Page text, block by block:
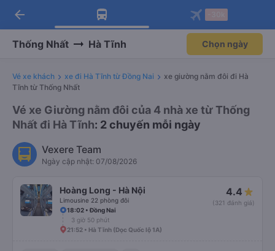
Tải app Vexere ngay!
Nhận ưu đãi thành viên độc
Mở app
Tải app Vexere
-30k/ghế khi đặt vé máy bay qua
Mở app
arrow_back
Thống Nhất Hà Tĩnh Chọn ngày
Vé xe khách xe đi Hà Tĩnh từ Đồng Nai
xe giường nằm đôi đi Hà
Tĩnh từ Thống Nhất
Vé xe Giường nằm đôi của 4 nhà xe từ Thống
Nhất đi Hà Tĩnh: 2 chuyến mỗi ngày
Vexere Team
Ngày cập nhật: 07/08/2026
Hoàng Long - Hà Nội
Limousine 22 phòng đôi
4.4
(321 đánh giá)
18:02 • Đồng Nai
3 giờ 50 phút
21:52 • Hà Tĩnh (Dọc Quốc lộ 1A)